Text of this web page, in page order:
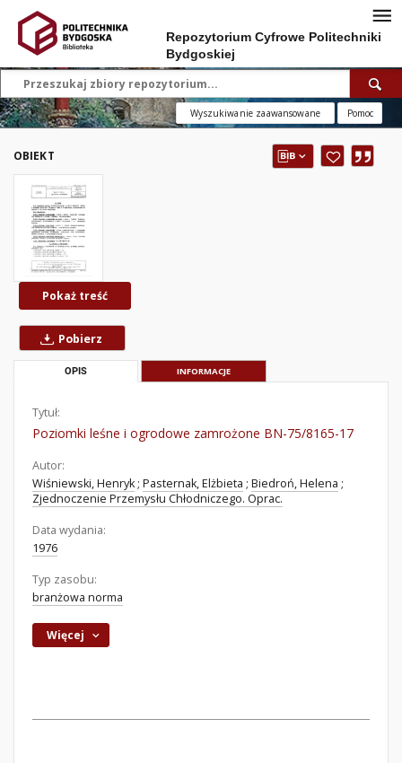
Repozytorium Cyfrowe Politechniki
Bydgoskiej
Wyszukiwanie zaawansowane Pomoc
OBIEKT
Pokaż treść
Pobierz
OPIS INFORMACJE
Tytuł:
Poziomki leśne i ogrodowe zamrożone BN-75/8165-17
Autor:
Wiśniewski, Henryk ; Pasternak, Elżbieta ; Biedroń, Helena ;
Zjednoczenie Przemysłu Chłodniczego. Oprac.
Data wydania:
1976
Typ zasobu:
branżowa norma
Więcej